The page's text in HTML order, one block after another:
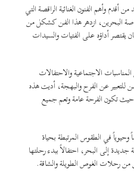
وأهم الفنون الغنائية الراقصة التي
البحرين، ازدهر هذا الفن كشكل من
يقتصر أداؤه على الفتيات والسيدات
الاجتماعية والاحتفالات
عن الفرح والبهجة، أديت هذه
حيث تكون الفرحة عامة وتعم جميع
في الطقوس المرتبطة بحياة
جديدة إلى البحر، احتفالاً ببدء رحلتها
من رحلات الغوص الطويلة والشاقة.